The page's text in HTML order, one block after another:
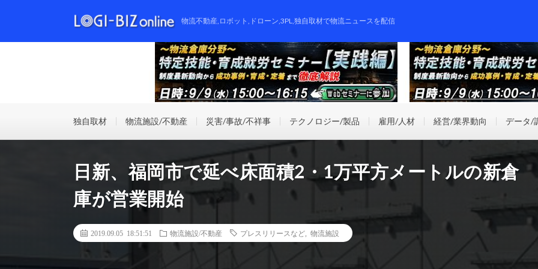
物流不動産,ロボット,ドローン,3PL,独自取材で物流ニュースを配信
独自取材 物流施設/不動産 災害/事故/不祥事 テクノロジー/製品 雇用/人材 経営/業界動向 データ/
日新、福岡市で延べ床面積2・1万平方メートルの新倉
庫が営業開始
2019.09.05 18:51:51 物流施設/不動産 プレスリリースなど 物流施設